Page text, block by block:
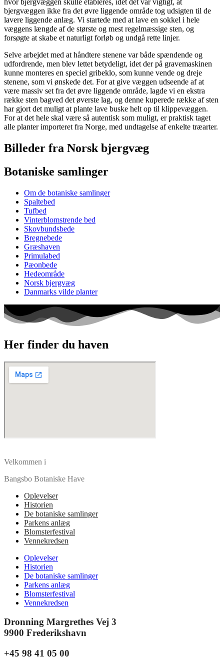
hvor bjergvæggen skulle etableres, idet det var vigtigt, at
bjergvæggen ikke fra det øvre liggende område tog udsigten til de
lavere liggende anlæg. Vi startede med at lave en sokkel i hele
væggens længde af de største og mest regelmæssige sten, og
forsøgte at skabe et naturligt forløb og undgå rette linjer.
Selve arbejdet med at håndtere stenene var både spændende og
udfordrende, men blev lettet betydeligt, idet der på gravemaskinen
kunne monteres en speciel gribeklo, som kunne vende og dreje
stenene, som vi ønskede det. For at give væggen udseende af at
være massiv set fra det øvre liggende område, lagde vi en ekstra
række sten bagved det øverste lag, og denne kuperede række af sten
har gjort det muligt at plante lave buske helt op til klippevæggen.
For at det hele skal være så autentisk som muligt, er praktisk taget
alle planter importeret fra Norge, med undtagelse af enkelte træarter.
Billeder fra Norsk bjergvæg
Botaniske samlinger
Om de botaniske samlinger
Spaltebed
Tufbed
Vinterblomstrende bed
Skovbundsbede
Bregnebede
Græshaven
Primulabed
Pæonbede
Hedeområde
Norsk bjergvæg
Danmarks vilde planter
Her finder du haven
Velkommen i
Bangsbo Botaniske Have
Oplevelser
Historien
De botaniske samlinger
Parkens anlæg
Blomsterfestival
Vennekredsen
Oplevelser
Historien
De botaniske samlinger
Parkens anlæg
Blomsterfestival
Vennekredsen
Dronning Margrethes Vej 3
9900 Frederikshavn
+45 98 41 05 00